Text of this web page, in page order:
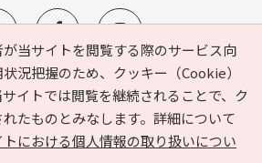
当サイトを閲覧する際のサービス向
況把握のため、クッキー（Cookie）
イトでは閲覧を継続されることで、ク
たものとみなします。詳細について
トにおける個人情報の取り扱いについ
）とは？ お気に入り
ヘルプ
報の取り扱いについて
運営会社
広告掲載に関するお問い合わせ